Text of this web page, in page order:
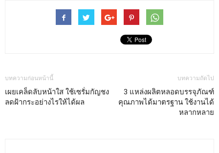
บทความก่อนหน้านี้
เผยเคล็ดลับหน้าใส ใช้เซรั่มกัญชง
ลดฝ้ากระอย่างไรให้ได้ผล
บทความถัดไป
3 แหล่งผลิตหลอดบรรจุภัณฑ์
คุณภาพได้มาตรฐาน ใช้งานได้
หลากหลาย